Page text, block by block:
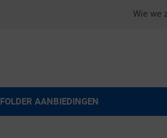
Wie we
FOLDER AANBIEDINGEN